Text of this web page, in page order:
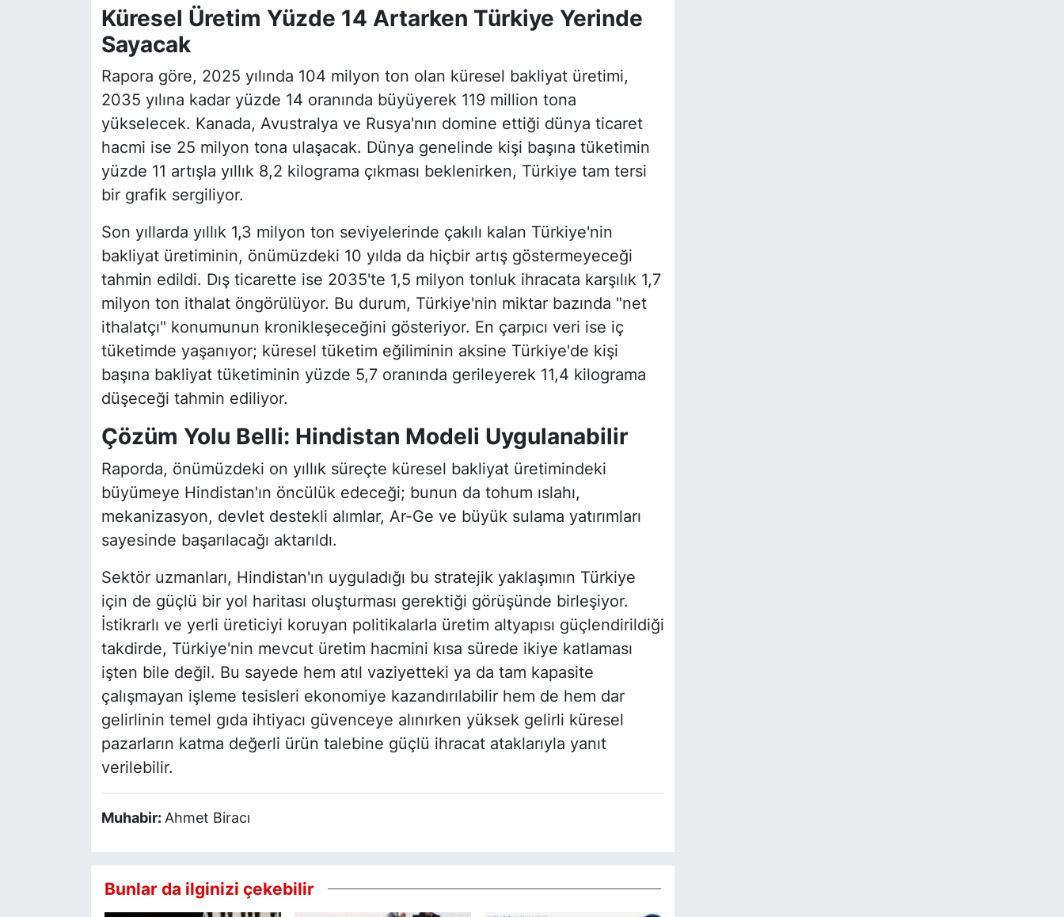
Küresel Üretim Yüzde 14 Artarken Türkiye Yerinde
Sayacak
Rapora göre, 2025 yılında 104 milyon ton olan küresel bakliyat üretimi,
2035 yılına kadar yüzde 14 oranında büyüyerek 119 million tona
yükselecek. Kanada, Avustralya ve Rusya'nın domine ettiği dünya ticaret
hacmi ise 25 milyon tona ulaşacak. Dünya genelinde kişi başına tüketimin
yüzde 11 artışla yıllık 8,2 kilograma çıkması beklenirken, Türkiye tam tersi
bir grafik sergiliyor.
Son yıllarda yıllık 1,3 milyon ton seviyelerinde çakılı kalan Türkiye'nin
bakliyat üretiminin, önümüzdeki 10 yılda da hiçbir artış göstermeyeceği
tahmin edildi. Dış ticarette ise 2035'te 1,5 milyon tonluk ihracata karşılık 1,7
milyon ton ithalat öngörülüyor. Bu durum, Türkiye'nin miktar bazında "net
ithalatçı" konumunun kronikleşeceğini gösteriyor. En çarpıcı veri ise iç
tüketimde yaşanıyor; küresel tüketim eğiliminin aksine Türkiye'de kişi
başına bakliyat tüketiminin yüzde 5,7 oranında gerileyerek 11,4 kilograma
düşeceği tahmin ediliyor.
Çözüm Yolu Belli: Hindistan Modeli Uygulanabilir
Raporda, önümüzdeki on yıllık süreçte küresel bakliyat üretimindeki
büyümeye Hindistan'ın öncülük edeceği; bunun da tohum ıslahı,
mekanizasyon, devlet destekli alımlar, Ar-Ge ve büyük sulama yatırımları
sayesinde başarılacağı aktarıldı.
Sektör uzmanları, Hindistan'ın uyguladığı bu stratejik yaklaşımın Türkiye
için de güçlü bir yol haritası oluşturması gerektiği görüşünde birleşiyor.
İstikrarlı ve yerli üreticiyi koruyan politikalarla üretim altyapısı güçlendirildiği
takdirde, Türkiye'nin mevcut üretim hacmini kısa sürede ikiye katlaması
işten bile değil. Bu sayede hem atıl vaziyetteki ya da tam kapasite
çalışmayan işleme tesisleri ekonomiye kazandırılabilir hem de hem dar
gelirlinin temel gıda ihtiyacı güvenceye alınırken yüksek gelirli küresel
pazarların katma değerli ürün talebine güçlü ihracat ataklarıyla yanıt
verilebilir.
Muhabir: Ahmet Biracı
Bunlar da ilginizi çekebilir